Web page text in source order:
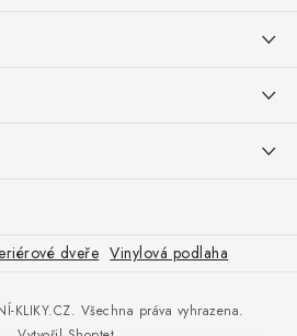
je sázka na jistotu
dveře Vinylová podlaha
KLIKY.CZ. Všechna práva vyhrazena.